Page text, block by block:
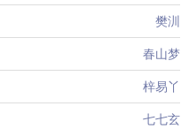
樊汌
春山梦
梓易丫
七七玄